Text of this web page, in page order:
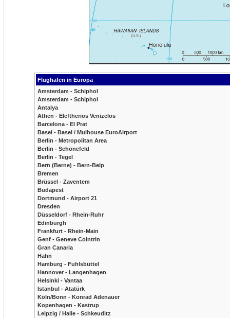
Flughafen in Europa
Amsterdam - Schiphol
Amsterdam - Schiphol
Antalya
Athen - Eleftherios Venizelos
Barcelona - El Prat
Basel - Basel / Mulhouse EuroAirport
Berlin - Metropolitan Area
Berlin - Schönefeld
Berlin - Tegel
Bern (Berne) - Bern-Belp
Bremen
Brüssel - Zaventem
Budapest
Dortmund - Airport 21
Dresden
Düsseldorf - Rhein-Ruhr
Edinburgh
Frankfurt - Rhein-Main
Genf - Geneve Cointrin
Gran Canaria
Hahn
Hamburg - Fuhlsbüttel
Hannover - Langenhagen
Helsinki - Vantaa
Istanbul - Atatürk
Köln/Bonn - Konrad Adenauer
Kopenhagen - Kastrup
Leipzig / Halle - Schkeuditz